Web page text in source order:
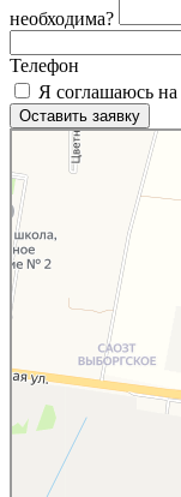
необходима?
Телефон
Я соглашаюсь на
Яндекс.Карты
Яндекс.Карты — поиск